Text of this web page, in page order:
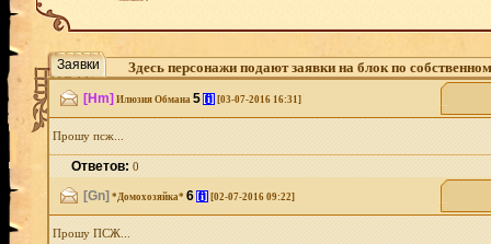
Заявки Здесь персонажи подают заявки на блок по
[Hm] Илюзия Обмана 5 [i] [03-07-2016 16:31]
Прошу псж...
Ответов:0
[Gn] *Домохозяйка* 6 [i] [02-07-2016 09:22]
Прошу ПСЖ...